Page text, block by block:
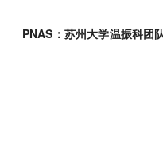
PNAS：苏州大学温振科团